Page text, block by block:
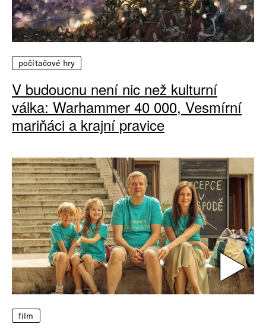
počítačové hry
V budoucnu není nic než kulturní
válka: Warhammer 40 000, Vesmírní
mariňáci a krajní pravice
film